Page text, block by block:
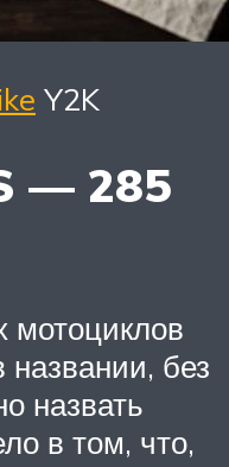
Y2K
— 285
мотоциклов
без
назвать
в том, что,